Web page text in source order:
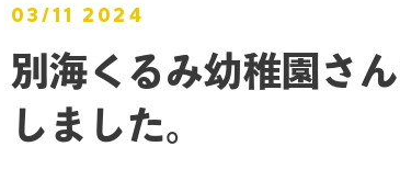
03/11 2024
別海くるみ幼稚園さ
しました。